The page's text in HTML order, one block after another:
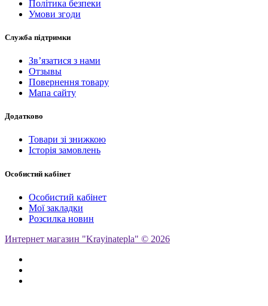
Політика безпеки
Умови згоди
Служба підтримки
Зв’язатися з нами
Отзывы
Повернення товару
Мапа сайту
Додатково
Товари зі знижкою
Історія замовлень
Особистий кабінет
Особистий кабінет
Мої закладки
Розсилка новин
Интернет магазин "Krayinatepla" © 2026